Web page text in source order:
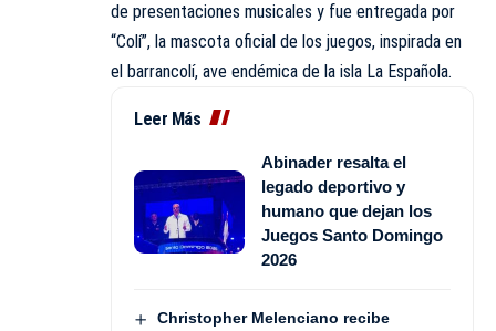
de presentaciones musicales y fue entregada por
“Colí”, la mascota oficial de los juegos, inspirada en
el barrancolí, ave endémica de la isla La Española.
Leer Más
Abinader resalta el
legado deportivo y
humano que dejan los
Juegos Santo Domingo
2026
Christopher Melenciano recibe